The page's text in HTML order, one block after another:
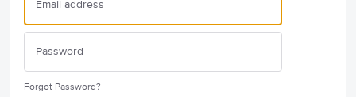
Forgot Password?